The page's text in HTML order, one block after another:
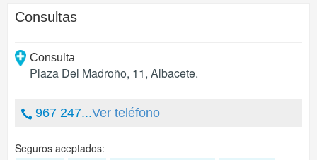
Consultas
Consulta
Plaza Del Madroño, 11, Albacete.
967 247...Ver teléfono
Seguros aceptados: